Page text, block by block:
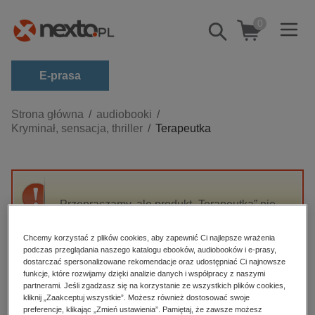
Pokaż/schowaj
wyszukiwarkę
0
E-prasa
Kategorie
Zobacz wszystkie E-prasa
budownictwo, aranżacja wnętrz
darmowe wydania
edukacja
hobby, sport, rozrywka
komputery, internet, technologie, informatyka
Strona główna
audiobooki
Kryminał, sensacja, thriller
Terapeutka
Przepraszamy, ale produkt „Terapeutka” nie
High-contrast mode
Polecane
Chcemy korzystać z plików cookies, aby zapewnić Ci najlepsze wrażenia
podczas przeglądania naszego katalogu ebooków, audiobooków i e-prasy,
dostarczać spersonalizowane rekomendacje oraz udostępniać Ci najnowsze
funkcje, które rozwijamy dzięki analizie danych i współpracy z naszymi
partnerami. Jeśli zgadzasz się na korzystanie ze wszystkich plików cookies,
kliknij „Zaakceptuj wszystkie”. Możesz również dostosować swoje
preferencje, klikając „Zmień ustawienia”. Pamiętaj, że zawsze możesz